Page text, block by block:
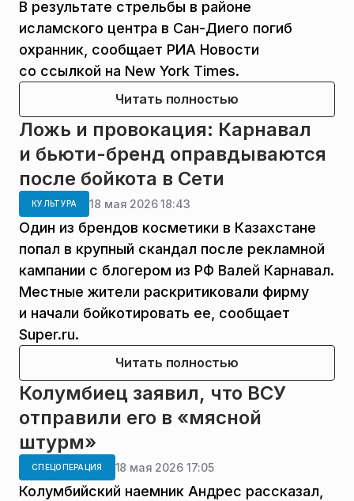
В результате стрельбы в районе
исламского центра в Сан-Диего погиб
охранник, сообщает РИА Новости
со ссылкой на New York Times.
Читать полностью
Ложь и провокация: Карнавал
и бьюти-бренд оправдываются
после бойкота в Сети
КУЛЬТУРА 18 мая 2026 18:43
Один из брендов косметики в Казахстане
попал в крупный скандал после рекламной
кампании с блогером из РФ Валей Карнавал.
Местные жители раскритиковали фирму
и начали бойкотировать ее, сообщает
Super.ru.
Читать полностью
Колумбиец заявил, что ВСУ
отправили его в «мясной
штурм»
СПЕЦОПЕРАЦИЯ 18 мая 2026 17:05
Колумбийский наемник Андрес рассказал,